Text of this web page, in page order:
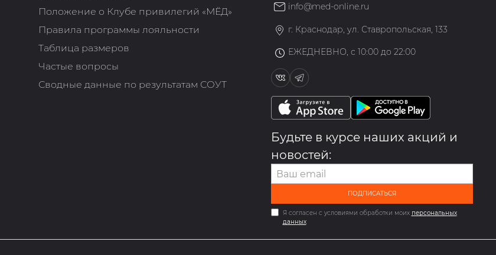
Положение о Клубе привилегий «МЁД»
Правила программы лояльности
Таблица размеров
Частые вопросы
Сводные данные по результатам СОУТ
info@med-online.ru
г. Краснодар, ул. Ставропольская, 133
ЕЖЕДНЕВНО, с 10:00 до 22:00
Будьте в курсе наших акций и
новостей:
ПОДПИСАТЬСЯ
Я согласен с условиями обработки моих персональных
данных